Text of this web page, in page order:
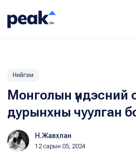
Нийгэм
Монголын үндэсний
дурынхны чуулган
Н.Жавхлан
12 сарын 05, 2024